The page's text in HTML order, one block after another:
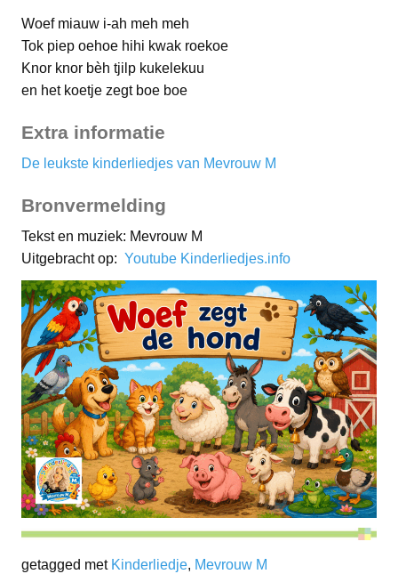
Woef miauw i-ah meh meh
Tok piep oehoe hihi kwak roekoe
Knor knor bèh tjilp kukelekuu
en het koetje zegt boe boe
Extra informatie
De leukste kinderliedjes van Mevrouw M
Bronvermelding
Tekst en muziek: Mevrouw M
Uitgebracht op: Youtube Kinderliedjes.info
getagged met Kinderliedje, Mevrouw M